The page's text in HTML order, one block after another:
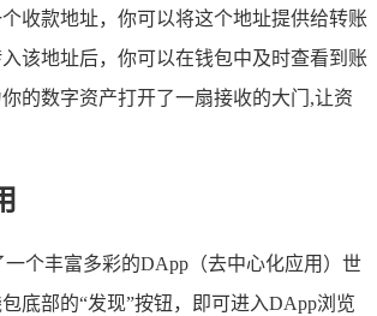
收款地址，你可以将这个地址提供给转账
该地址后，你可以在钱包中及时查看到账
的数字资产打开了一扇接收的大门,让资
一个丰富多彩的DApp（去中心化应用）世
底部的“发现”按钮，即可进入DApp浏览